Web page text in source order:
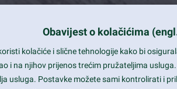
and beautiful design
Eelements
Obavijest o kolačićima
kolačiće i slične tehnologije kako bi
i na njihov prijenos trećim pružateljima
usluga. Postavke možete sami kontrolirati i